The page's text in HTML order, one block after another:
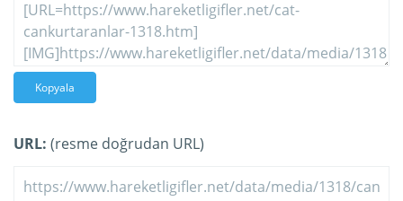
Kopyala
URL: (resme doğrudan URL)